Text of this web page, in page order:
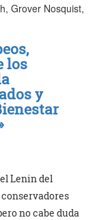
Grover Nosquist,
los
y
Lenin del
conservadores
no cabe duda